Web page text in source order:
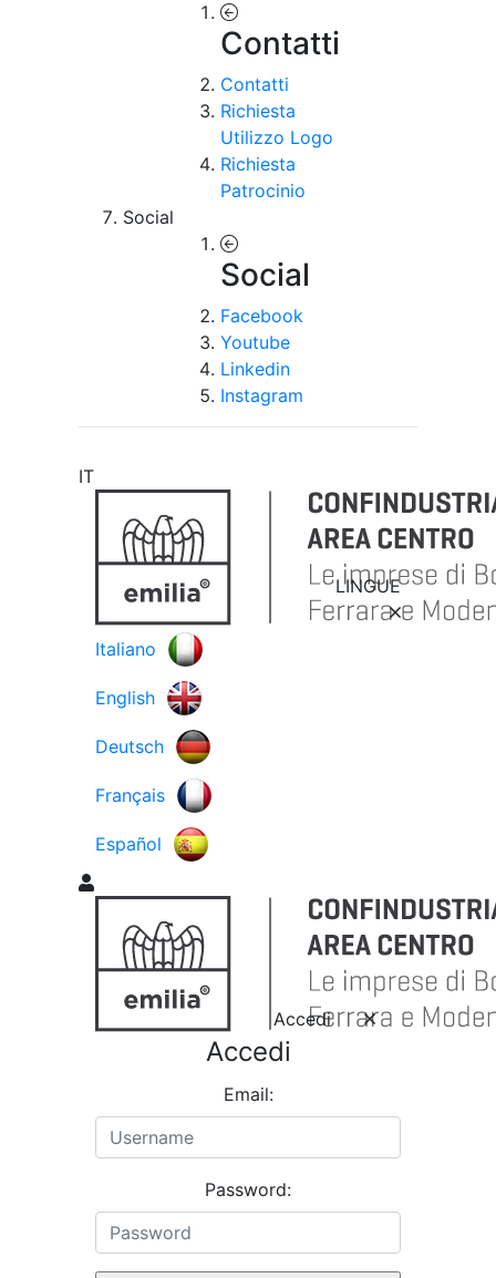
Contatti
Contatti
Richiesta
Utilizzo Logo
Richiesta
Patrocinio
Social
Social
Facebook
Youtube
Linkedin
Instagram
IT
LINGUE
Italiano
English
Deutsch
Français
Español
Accedi
Accedi
Email:
Password: